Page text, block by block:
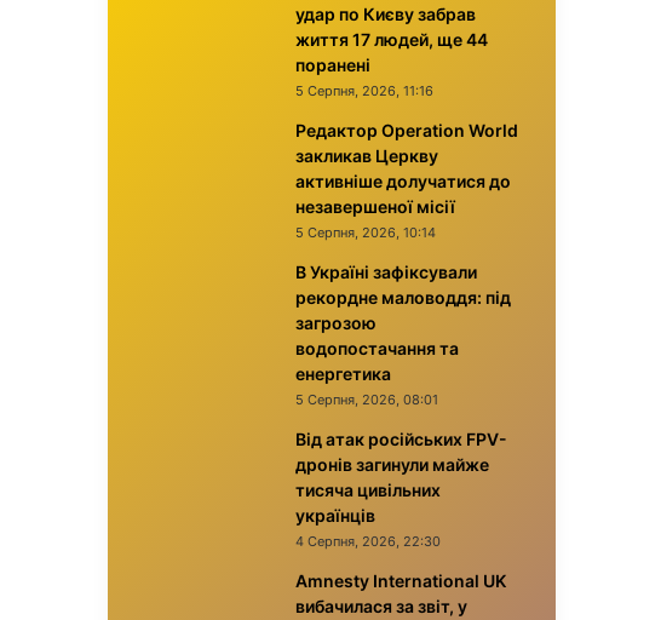
удар по Києву забрав
життя 17 людей, ще 44
поранені
5 Серпня, 2026, 11:16
Редактор Operation World
закликав Церкву
активніше долучатися до
незавершеної місії
5 Серпня, 2026, 10:14
В Україні зафіксували
рекордне маловоддя: під
загрозою
водопостачання та
енергетика
5 Серпня, 2026, 08:01
Від атак російських FPV-
дронів загинули майже
тисяча цивільних
українців
4 Серпня, 2026, 22:30
Amnesty International UK
вибачилася за звіт, у